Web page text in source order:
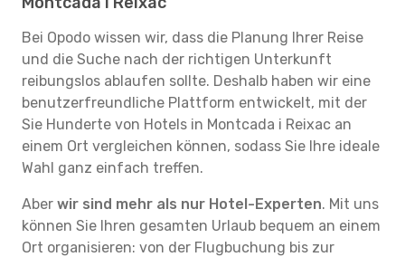
Bei Opodo wissen wir, dass die Planung Ihrer Reise
und die Suche nach der richtigen Unterkunft
reibungslos ablaufen sollte. Deshalb haben wir eine
benutzerfreundliche Plattform entwickelt, mit der
Sie Hunderte von Hotels in Montcada i Reixac an
einem Ort vergleichen können, sodass Sie Ihre ideale
Wahl ganz einfach treffen.
Aber wir sind mehr als nur Hotel-Experten. Mit uns
können Sie Ihren gesamten Urlaub bequem an einem
Ort organisieren: von der Flugbuchung bis zur